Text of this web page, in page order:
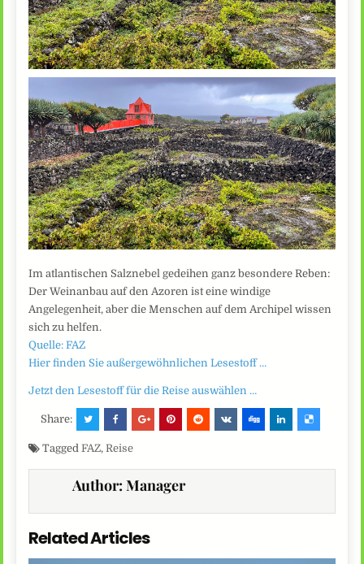
Im atlantischen Salznebel gedeihen ganz besondere Reben:
Der Weinanbau auf den Azoren ist eine windige
Angelegenheit, aber die Menschen auf dem Archipel wissen
sich zu helfen.
Quelle: FAZ
Hier finden Sie außergewöhnlichen Lesestoff …
Jetzt den Lesestoff für die Reise auswählen …
Share:
TaggedFAZ,Reise
Author:Manager
Related Articles